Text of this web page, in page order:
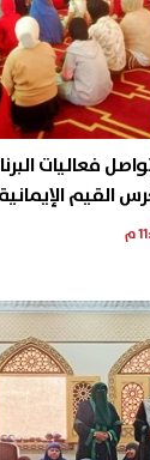
فعاليات
القيم